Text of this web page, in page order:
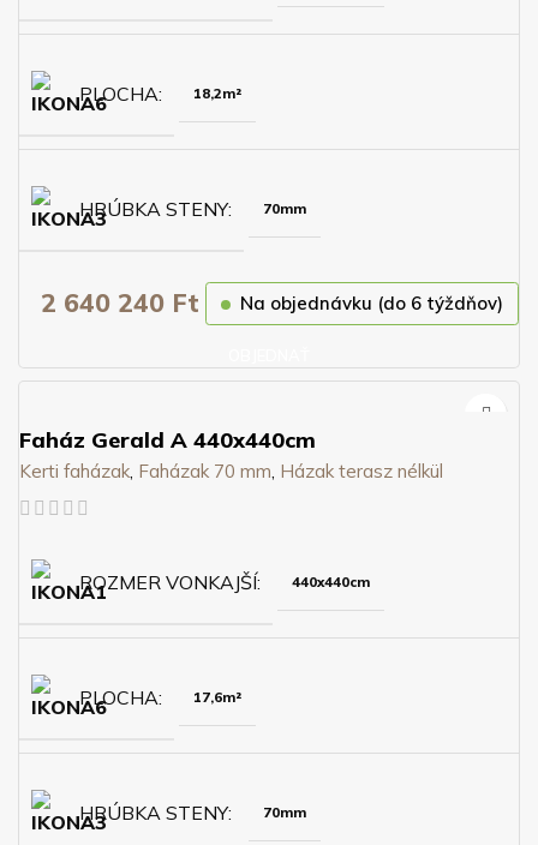
PLOCHA 18,2m²
HRÚBKA STENY 70mm
2 640 240 Ft Na objednávku (do 6 týždňov)
Faház Gerald A 440x440cm
Kerti faházak Faházak 70 mm Házak terasz nélkül
ROZMER VONKAJŠÍ 440x440cm
PLOCHA 17,6m²
HRÚBKA STENY 70mm